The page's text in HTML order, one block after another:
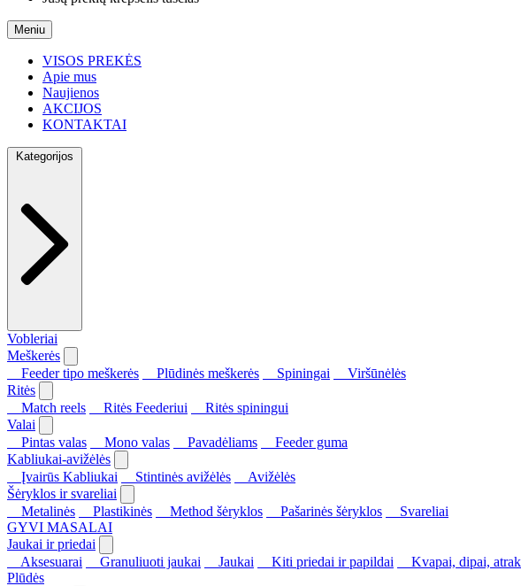
Meniu
VISOS PREKĖS
Apie mus
Naujienos
AKCIJOS
KONTAKTAI
Kategorijos
Vobleriai
Meškerės
Feeder tipo meškerės
Plūdinės meškerės Spiningai
Viršūnėlės
Ritės
Match reels
Ritės Feederiui
Ritės spiningui
Valai
Pintas valas
Mono valas Pavadėliams
Feeder guma
Kabliukai-avižėlės
Įvairūs Kabliukai
Stintinės avižėlės
Avižėlės
Šėryklos ir svareliai
Metalinės
Plastikinės Method šėryklos Pašarinės šėryklos
Svareliai
GYVI MASALAI
Jaukai ir priedai
Aksesuarai
Granuliuoti jaukai Jaukai Kiti priedai ir papildai Kvapai, dipai,
Plūdės